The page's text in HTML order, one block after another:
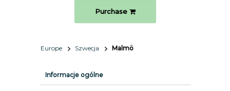
Purchase
Europe Szwecja Malmö
Informacje ogólne